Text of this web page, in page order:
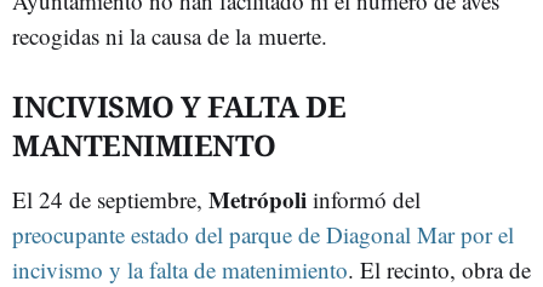
recogidas ni la causa de la muerte.
INCIVISMO Y FALTA DE
MANTENIMIENTO
El 24 de septiembre, Metrópoli informó del
preocupante estado del parque de Diagonal Mar por el
incivismo y la falta de matenimiento. El recinto, obra de